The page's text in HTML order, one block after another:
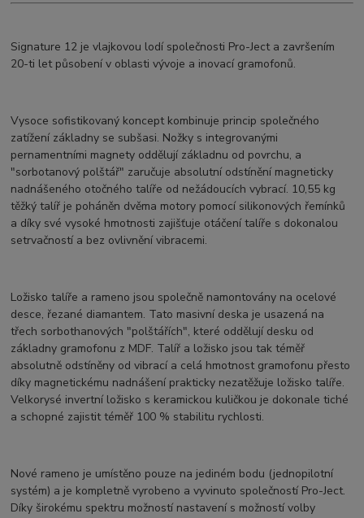
Signature 12 je vlajkovou lodí společnosti Pro-Ject a završením
20-ti let působení v oblasti vývoje a inovací gramofonů.
Vysoce sofistikovaný koncept kombinuje princip společného
zatížení základny se subšasi. Nožky s integrovanými
pernamentními magnety oddělují základnu od povrchu, a
"sorbotanový polštář" zaručuje absolutní odstínění magneticky
nadnášeného otočného talíře od nežádoucích vybrací. 10,55 kg
těžký talíř je poháněn dvěma motory pomocí silikonových řemínků
a díky své vysoké hmotnosti zajišťuje otáčení talíře s dokonalou
setrvačností a bez ovlivnění vibracemi.
Ložisko talíře a rameno jsou společně namontovány na ocelové
desce, řezané diamantem. Tato masivní deska je usazená na
třech sorbothanových "polštářích", které oddělují desku od
základny gramofonu z MDF. Talíř a ložisko jsou tak téměř
absolutně odstíněny od vibrací a celá hmotnost gramofonu přesto
díky magnetickému nadnášení prakticky nezatěžuje ložisko talíře.
Velkorysé invertní ložisko s keramickou kuličkou je dokonale tiché
a schopné zajistit téměř 100 % stabilitu rychlosti.
Nové rameno je umístěno pouze na jediném bodu (jednopilotní
systém) a je kompletně vyrobeno a vyvinuto společností Pro-Ject.
Díky širokému spektru možností nastavení s možností volby